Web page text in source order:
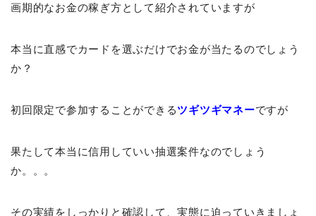
画期的なお金の稼ぎ方として紹介されていますが
本当に直感でカードを選ぶだけでお金が当たるのでしょう
か？
初回限定で参加することができるツギツギマネーですが
果たして本当に信用していい抽選案件なのでしょう
か。。。
その実績をしっかりと確認して、実態に迫っていきましょ